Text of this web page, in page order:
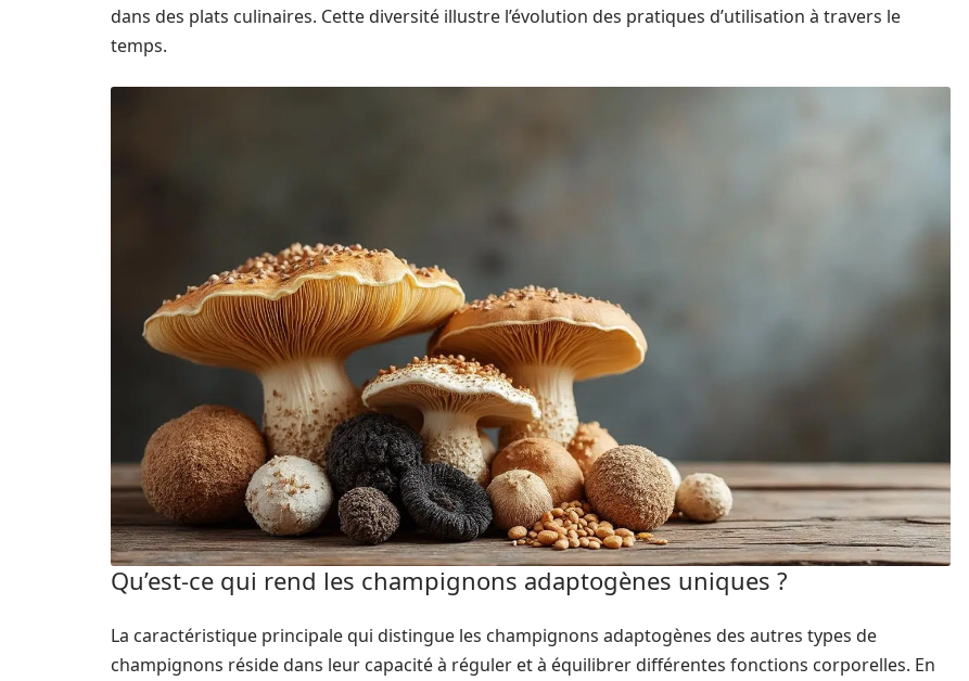
dans des plats culinaires. Cette diversité illustre l’évolution des pratiques d’utilisation à travers le
temps.
Qu’est-ce qui rend les champignons adaptogènes uniques ?
La caractéristique principale qui distingue les champignons adaptogènes des autres types de
champignons réside dans leur capacité à réguler et à équilibrer différentes fonctions corporelles. En